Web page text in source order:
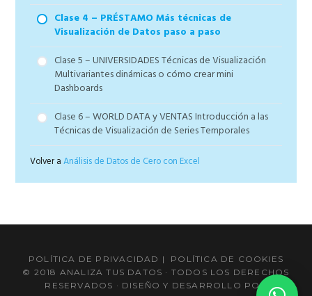
Clase 4 – PRÉSTAMO Más técnicas de
Visualización de Datos paso a paso
Clase 5 – UNIVERSIDADES Técnicas de Visualización
Multivariantes dinámicas o cómo crear mini
Dashboards
Clase 6 – WORLD DATA y VENTAS Introducción a las
Técnicas de Visualización de Series Temporales
Volver aAnálisis de Datos de Cero con Excel
POLÍTICA DE PRIVACIDAD | POLÍTICA DE COOKIES
© 2018 ANALIZA TUS DATOS · TODOS LOS DERECHOS
RESERVADOS · DISEÑO Y DESARROLLO POR